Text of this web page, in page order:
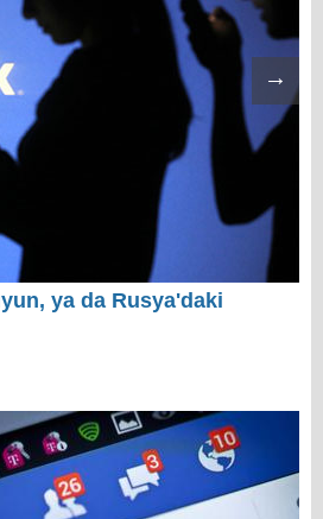
→
ya da Rusya'daki